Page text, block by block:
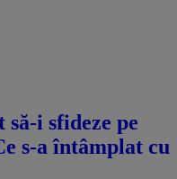
i sfideze pe
s-a întâmplat cu